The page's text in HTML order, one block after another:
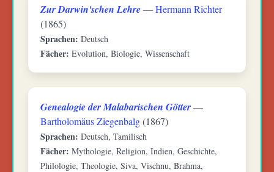
Zur Darwin'schen Lehre—Hermann Richter
(1865)
Sprachen: Deutsch
Fächer: Evolution, Biologie, Wissenschaft
Genealogie der Malabarischen Götter—
Bartholomäus Ziegenbalg(1867)
Sprachen: Deutsch, Tamilisch
Fächer: Mythologie, Religion, Indien, Geschichte,
Philologie, Theologie, Siva, Vischnu, Brahma,